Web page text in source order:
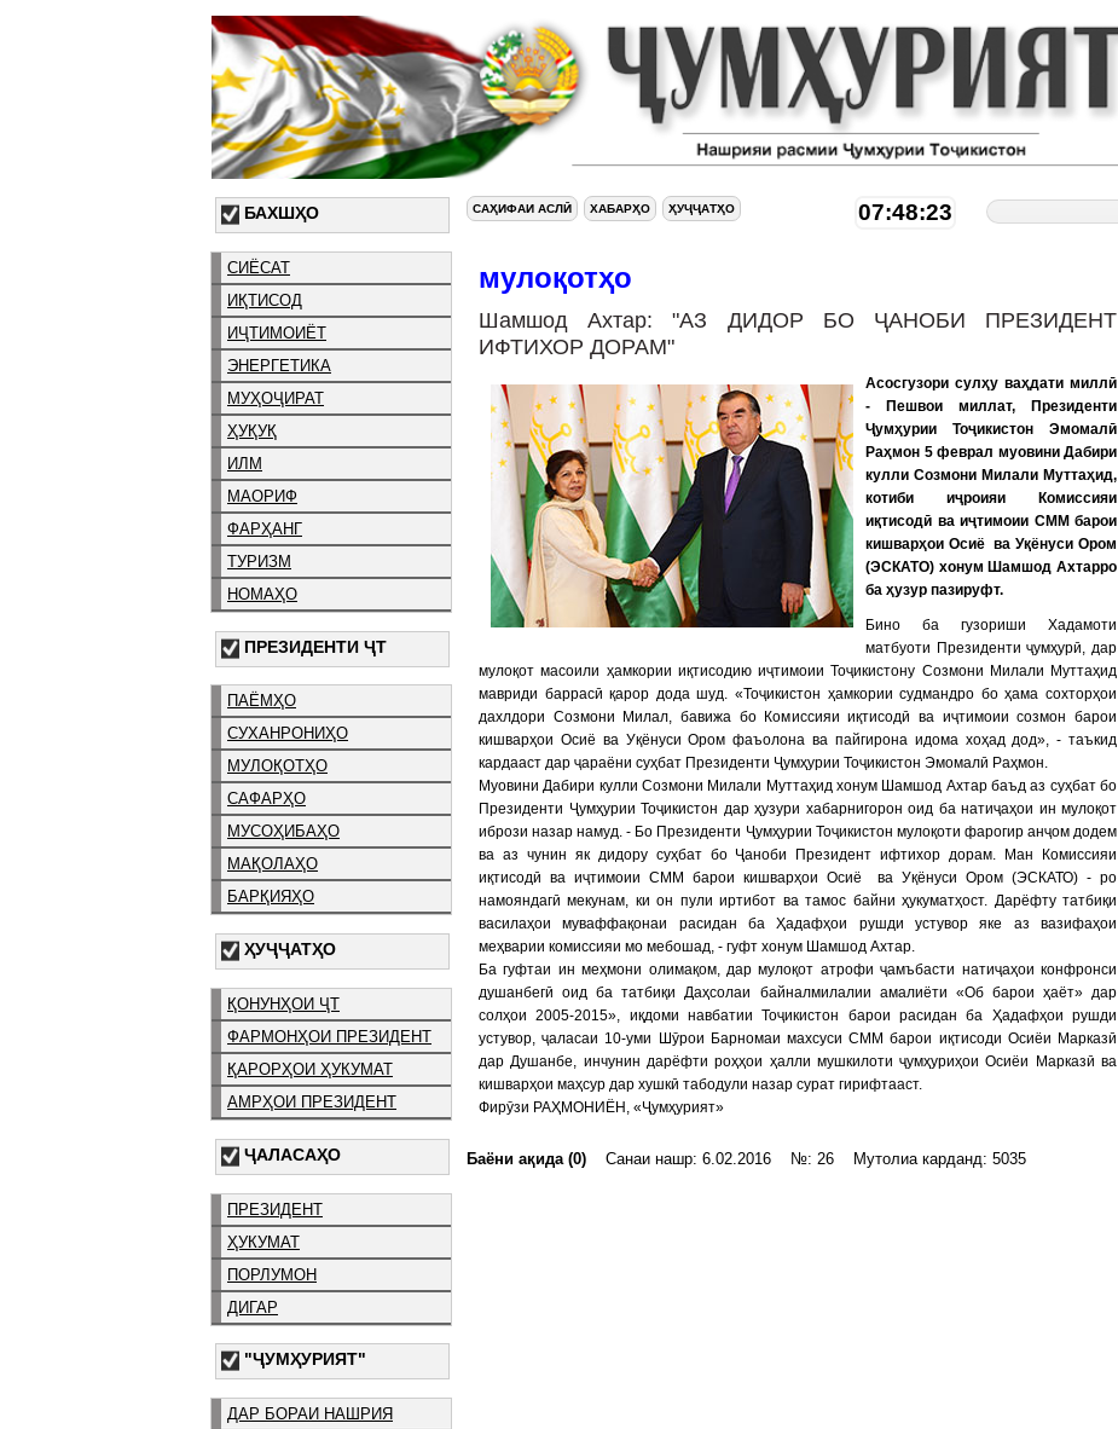
БАХШҲО
СИЁСАТ
ИҚТИСОД
ИҶТИМОИЁТ
ЭНЕРГЕТИКА
МУҲОҶИРАТ
ҲУҚУҚ
ИЛМ
МАОРИФ
ФАРҲАНГ
ТУРИЗМ
НОМАҲО
ПРЕЗИДЕНТИ ҶТ
ПАЁМҲО
СУХАНРОНИҲО
МУЛОҚОТҲО
САФАРҲО
МУСОҲИБАҲО
МАҚОЛАҲО
БАРҚИЯҲО
ҲУҶҶАТҲО
ҚОНУНҲОИ ҶТ
ФАРМОНҲОИ ПРЕЗИДЕНТ
ҚАРОРҲОИ ҲУКУМАТ
АМРҲОИ ПРЕЗИДЕНТ
ҶАЛАСАҲО
ПРЕЗИДЕНТ
ҲУКУМАТ
ПОРЛУМОН
ДИГАР
"ҶУМҲУРИЯТ"
ДАР БОРАИ НАШРИЯ
САҲИФАИ АСЛӢ ХАБАРҲО ҲУҶҶАТҲО 07:48:24
мулоқотҳо
Шамшод Ахтар: "АЗ ДИДОР БО ҶАНОБИ ПРЕЗИДЕНТ
ИФТИХОР ДОРАМ"
Асосгузори сулҳу ваҳдати миллӣ
- Пешвои миллат, Президенти
Ҷумҳурии Тоҷикистон Эмомалӣ
Раҳмон 5 феврал муовини Дабири
кулли Созмони Милали Муттаҳид,
котиби иҷроияи Комиссияи
иқтисодӣ ва иҷтимоии СММ барои
кишварҳои Осиё ва Уқёнуси Ором
(ЭСКАТО) хонум Шамшод Ахтарро
ба ҳузур пазируфт.
Бино ба гузориши Хадамоти
матбуоти Президенти ҷумҳурӣ, дар
мулоқот масоили ҳамкории иқтисодию иҷтимоии Тоҷикистону Созмони Милали Муттаҳид
мавриди баррасӣ қарор дода шуд. «Тоҷикистон ҳамкории судмандро бо ҳама сохторҳои
дахлдори Созмони Милал, бавижа бо Комиссияи иқтисодӣ ва иҷтимоии созмон барои
кишварҳои Осиё ва Уқёнуси Ором фаъолона ва пайгирона идома хоҳад дод», - таъкид
кардааст дар ҷараёни суҳбат Президенти Ҷумҳурии Тоҷикистон Эмомалӣ Раҳмон.
Муовини Дабири кулли Созмони Милали Муттаҳид хонум Шамшод Ахтар баъд аз суҳбат бо
Президенти Ҷумҳурии Тоҷикистон дар ҳузури хабарнигорон оид ба натиҷаҳои ин мулоқот
ибрози назар намуд. - Бо Президенти Ҷумҳурии Тоҷикистон мулоқоти фарогир анҷом додем
ва аз чунин як дидору суҳбат бо Ҷаноби Президент ифтихор дорам. Ман Комиссияи
иқтисодӣ ва иҷтимоии СММ барои кишварҳои Осиё ва Уқёнуси Ором (ЭСКАТО) - ро
намояндагӣ мекунам, ки он пули иртибот ва тамос байни ҳукуматҳост. Дарёфту татбиқи
василаҳои муваффақонаи расидан ба Ҳадафҳои рушди устувор яке аз вазифаҳои
меҳварии комиссияи мо мебошад, - гуфт хонум Шамшод Ахтар.
Ба гуфтаи ин меҳмони олимақом, дар мулоқот атрофи ҷамъбасти натиҷаҳои конфронси
душанбегӣ оид ба татбиқи Даҳсолаи байналмилалии амалиёти «Об барои ҳаёт» дар
солҳои 2005-2015», иқдоми навбатии Тоҷикистон барои расидан ба Ҳадафҳои рушди
устувор, ҷаласаи 10-уми Шӯрои Барномаи махсуси СММ барои иқтисоди Осиёи Марказӣ
дар Душанбе, инчунин дарёфти роҳҳои ҳалли мушкилоти ҷумҳуриҳои Осиёи Марказӣ ва
кишварҳои маҳсур дар хушкӣ табодули назар сурат гирифтааст.
Фирӯзи РАҲМОНИЁН, «Ҷумҳурият»
Баёни ақида (0) Санаи нашр: 6.02.2016 №: 26 Мутолиа карданд: 5035